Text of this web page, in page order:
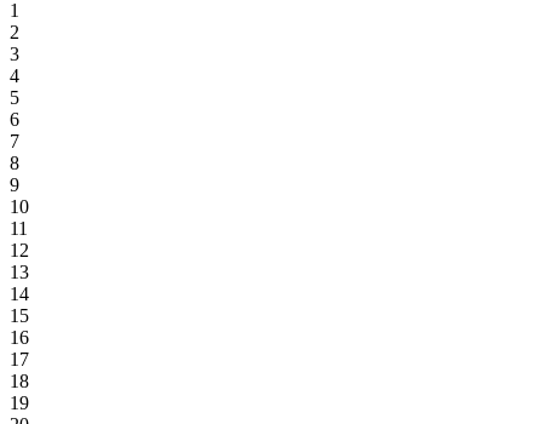
1
2
3
4
5
6
7
8
9
10
11
12
13
14
15
16
17
18
19